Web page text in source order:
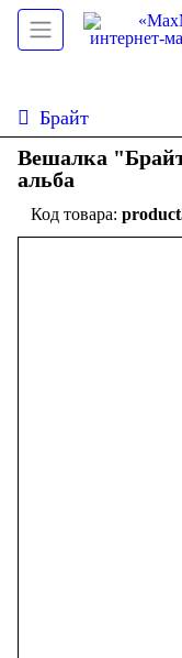
Брайт
Вешалка
альба